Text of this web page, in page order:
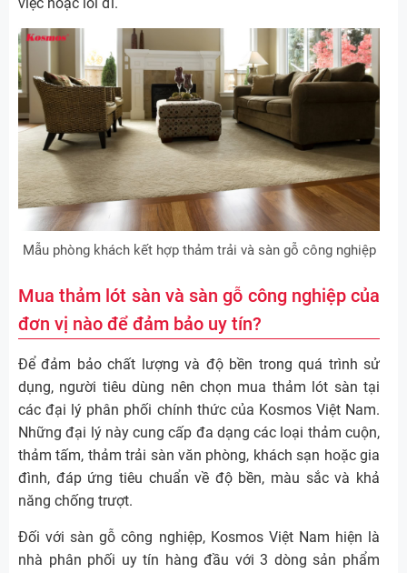
Mẫu phòng khách kết hợp thảm trải và sàn gỗ công nghiệp
Mua thảm lót sàn và sàn gỗ công nghiệp của
đơn vị nào để đảm bảo uy tín?
Để đảm bảo chất lượng và độ bền trong quá trình sử
dụng, người tiêu dùng nên chọn mua thảm lót sàn tại
các đại lý phân phối chính thức của Kosmos Việt Nam.
Những đại lý này cung cấp đa dạng các loại thảm cuộn,
thảm tấm, thảm trải sàn văn phòng, khách sạn hoặc gia
đình, đáp ứng tiêu chuẩn về độ bền, màu sắc và khả
năng chống trượt.
Đối với sàn gỗ công nghiệp, Kosmos Việt Nam hiện là
nhà phân phối uy tín hàng đầu với 3 dòng sản phẩm